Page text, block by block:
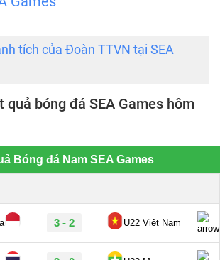
tích của Đoàn TTVN tại SEA
quả bóng đá SEA Games hôm